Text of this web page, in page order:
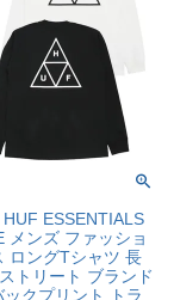
ESSENTIALS
メンズ ファッショ
ロングTシャツ 長
トリート ブランド
ックプリント トラ